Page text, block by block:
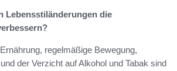
Lebensstiländerungen die
regelmäßige Bewegung,
der Verzicht auf Alkohol und Tabak sind